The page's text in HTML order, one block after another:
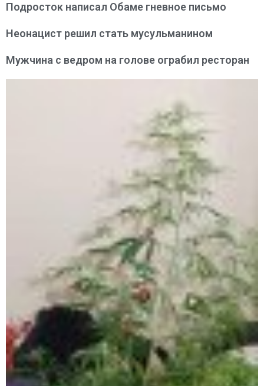
Подросток написал Обаме гневное письмо
Неонацист решил стать мусульманином
Мужчина с ведром на голове ограбил ресторан